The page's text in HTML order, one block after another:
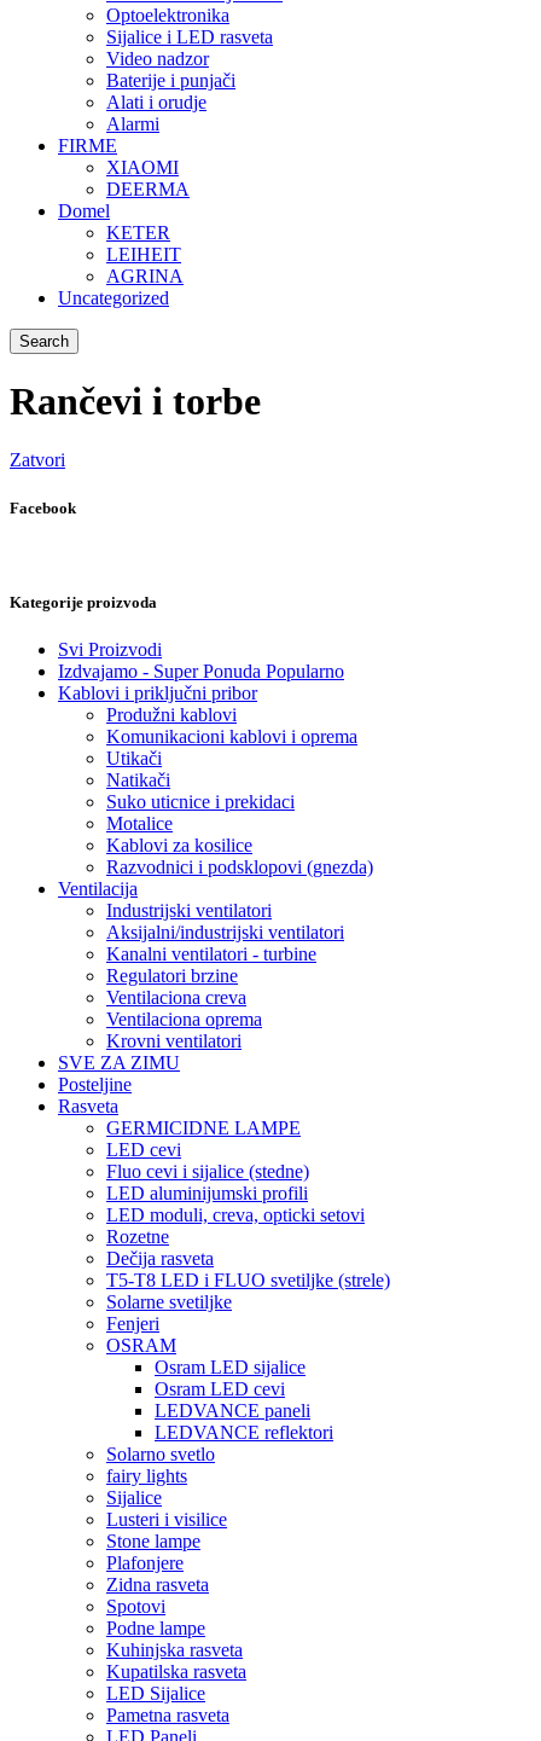
Optoelektronika
Sijalice i LED rasveta
Video nadzor
Baterije i punjači
Alati i orudje
Alarmi
FIRME
XIAOMI
DEERMA
Domel
KETER
LEIHEIT
AGRINA
Uncategorized
Search
Rančevi i torbe
Zatvori
Facebook
Kategorije proizvoda
Svi Proizvodi
Izdvajamo - Super Ponuda Popularno
Kablovi i priključni pribor
Produžni kablovi
Komunikacioni kablovi i oprema
Utikači
Natikači
Suko uticnice i prekidaci
Motalice
Kablovi za kosilice
Razvodnici i podsklopovi (gnezda)
Ventilacija
Industrijski ventilatori
Aksijalni/industrijski ventilatori
Kanalni ventilatori - turbine
Regulatori brzine
Ventilaciona creva
Ventilaciona oprema
Krovni ventilatori
SVE ZA ZIMU
Posteljine
Rasveta
GERMICIDNE LAMPE
LED cevi
Fluo cevi i sijalice (stedne)
LED aluminijumski profili
LED moduli, creva, opticki setovi
Rozetne
Dečija rasveta
T5-T8 LED i FLUO svetiljke (strele)
Solarne svetiljke
Fenjeri
OSRAM
Osram LED sijalice
Osram LED cevi
LEDVANCE paneli
LEDVANCE reflektori
Solarno svetlo
fairy lights
Sijalice
Lusteri i visilice
Stone lampe
Plafonjere
Zidna rasveta
Spotovi
Podne lampe
Kuhinjska rasveta
Kupatilska rasveta
LED Sijalice
Pametna rasveta
LED Paneli